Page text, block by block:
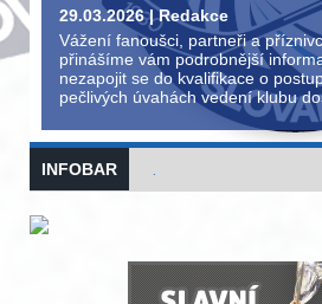
20.03.2026 | Petr Sobol | ORL -
Tak to byla jízda! Orlovští
s Uničovem a počtvrté v řadě
INFOBAR .